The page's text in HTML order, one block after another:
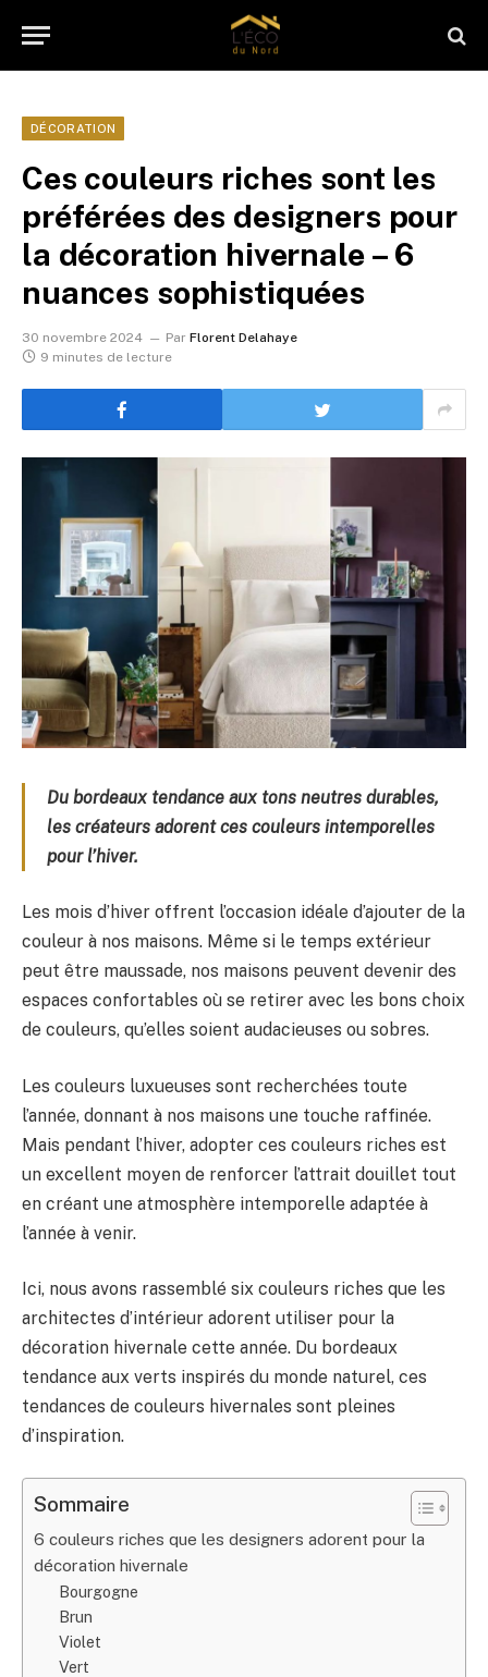
DÉCORATION
Ces couleurs riches sont les
préférées des designers pour
la décoration hivernale – 6
nuances sophistiquées
30 novembre 2024 Par Florent Delahaye
9 minutes de lecture
Du bordeaux tendance aux tons neutres durables,
les créateurs adorent ces couleurs intemporelles
pour l’hiver.
Les mois d’hiver offrent l’occasion idéale d’ajouter de la
couleur à nos maisons. Même si le temps extérieur
peut être maussade, nos maisons peuvent devenir des
espaces confortables où se retirer avec les bons choix
de couleurs, qu’elles soient audacieuses ou sobres.
Les couleurs luxueuses sont recherchées toute
l’année, donnant à nos maisons une touche raffinée.
Mais pendant l’hiver, adopter ces couleurs riches est
un excellent moyen de renforcer l’attrait douillet tout
en créant une atmosphère intemporelle adaptée à
l’année à venir.
Ici, nous avons rassemblé six couleurs riches que les
architectes d’intérieur adorent utiliser pour la
décoration hivernale cette année. Du bordeaux
tendance aux verts inspirés du monde naturel, ces
tendances de couleurs hivernales sont pleines
d’inspiration.
Sommaire
6 couleurs riches que les designers adorent pour la
décoration hivernale
Bourgogne
Brun
Violet
Vert